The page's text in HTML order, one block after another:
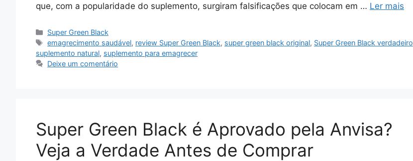
que, com a popularidade do suplemento, surgiram falsificações que colocam em … Ler mais
Categorias
Super Green Black
Tags
emagrecimento saudável, review Super Green Black, super green black original, Super Green Black verdadeiro
suplemento natural, suplemento para emagrecer
Deixe um comentário
Super Green Black é Aprovado pela Anvisa?
Veja a Verdade Antes de Comprar